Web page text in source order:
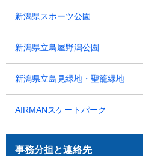
新潟県スポーツ公園
新潟県立鳥屋野潟公園
新潟県立島見緑地・聖籠緑地
AIRMANスケートパーク
事務分担と連絡先